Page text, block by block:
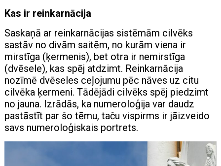
Kas ir reinkarnācija
Saskaņā ar reinkarnācijas sistēmām cilvēks
sastāv no divām saitēm, no kurām viena ir
mirstīga (ķermenis), bet otra ir nemirstīga
(dvēsele), kas spēj atdzimt. Reinkarnācija
nozīmē dvēseles ceļojumu pēc nāves uz citu
cilvēka ķermeni. Tādējādi cilvēks spēj piedzimt
no jauna. Izrādās, ka numeroloģija var daudz
pastāstīt par šo tēmu, taču vispirms ir jāizveido
savs numeroloģiskais portrets.